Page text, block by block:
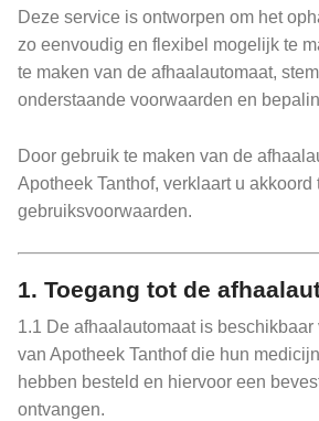
Deze service is ontworpen om het
zo eenvoudig en flexibel mogelijk te
te maken van de afhaalautomaat,
onderstaande voorwaarden en
Door gebruik te maken van de
Apotheek Tanthof, verklaart u akkoord
gebruiksvoorwaarden.
1. Toegang tot de
1.1 De afhaalautomaat is
van Apotheek Tanthof die hun
hebben besteld en hiervoor een
ontvangen.